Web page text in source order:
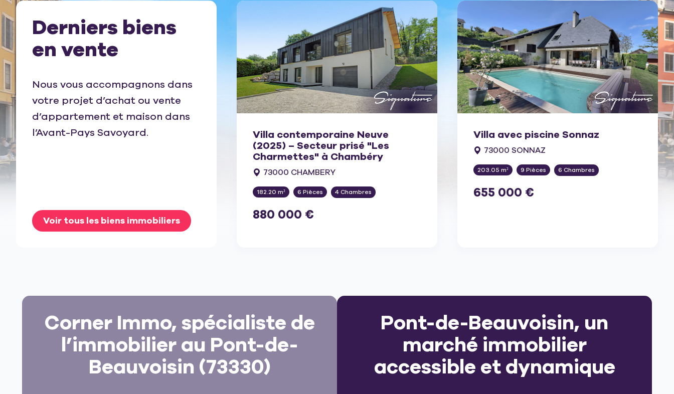
Derniers biens
en vente
Nous vous accompagnons dans
votre projet d’achat ou vente
d’appartement et maison dans
l’Avant-Pays Savoyard.
Voir tous les biens immobiliers
Villa contemporaine Neuve
(2025) – Secteur prisé "Les
Charmettes" à Chambéry
73000 CHAMBERY
182.20 m² 6 Pièces 4 Chambres
880 000 €
Villa avec piscine Sonnaz
73000 SONNAZ
203.05 m² 9 Pièces 6 Chambres
655 000 €
Corner Immo, spécialiste de
l’immobilier au Pont-de-
Beauvoisin (73330)
Pont-de-Beauvoisin, un
marché immobilier
accessible et dynamique